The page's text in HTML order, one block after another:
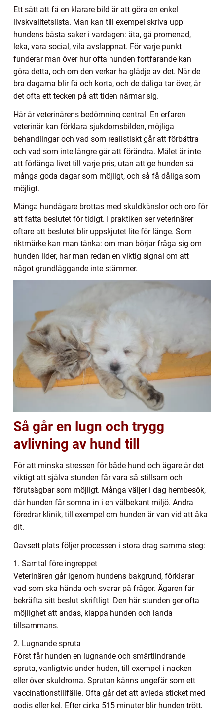
Ett sätt att få en klarare bild är att göra en enkel
livskvalitetslista. Man kan till exempel skriva upp
hundens bästa saker i vardagen: äta, gå promenad,
leka, vara social, vila avslappnat. För varje punkt
funderar man över hur ofta hunden fortfarande kan
göra detta, och om den verkar ha glädje av det. När de
bra dagarna blir få och korta, och de dåliga tar över, är
det ofta ett tecken på att tiden närmar sig.
Här är veterinärens bedömning central. En erfaren
veterinär kan förklara sjukdomsbilden, möjliga
behandlingar och vad som realistiskt går att förbättra
och vad som inte längre går att förändra. Målet är inte
att förlänga livet till varje pris, utan att ge hunden så
många goda dagar som möjligt, och så få dåliga som
möjligt.
Många hundägare brottas med skuldkänslor och oro för
att fatta beslutet för tidigt. I praktiken ser veterinärer
oftare att beslutet blir uppskjutet lite för länge. Som
riktmärke kan man tänka: om man börjar fråga sig om
hunden lider, har man redan en viktig signal om att
något grundläggande inte stämmer.
Så går en lugn och trygg
avlivning av hund till
För att minska stressen för både hund och ägare är det
viktigt att själva stunden får vara så stillsam och
förutsägbar som möjligt. Många väljer i dag hembesök,
där hunden får somna in i en välbekant miljö. Andra
föredrar klinik, till exempel om hunden är van vid att åka
dit.
Oavsett plats följer processen i stora drag samma steg:
1. Samtal före ingreppet
Veterinären går igenom hundens bakgrund, förklarar
vad som ska hända och svarar på frågor. Ägaren får
bekräfta sitt beslut skriftligt. Den här stunden ger ofta
möjlighet att andas, klappa hunden och landa
tillsammans.
2. Lugnande spruta
Först får hunden en lugnande och smärtlindrande
spruta, vanligtvis under huden, till exempel i nacken
eller över skuldrorna. Sprutan känns ungefär som ett
vaccinationstillfälle. Ofta går det att avleda sticket med
godis eller kel. Efter cirka 515 minuter blir hunden trött,